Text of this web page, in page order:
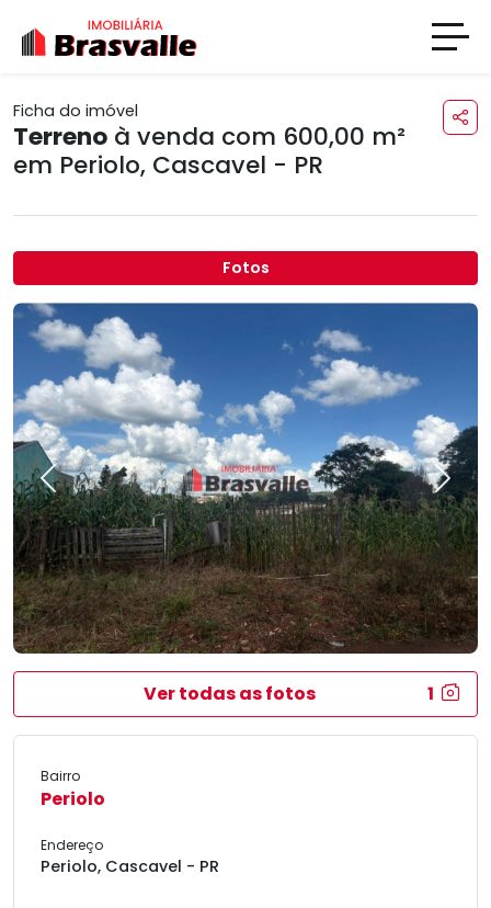
Ficha do imóvel
Terreno à venda com 600,00 m²
em Periolo, Cascavel - PR
Fotos
Previous Next
Ver todas as fotos 1
Bairro
Periolo
Endereço
Periolo, Cascavel - PR